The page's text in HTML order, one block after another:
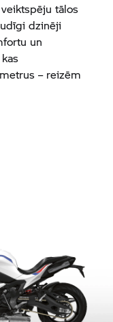
tālos
dzinēji
un
– reizēm